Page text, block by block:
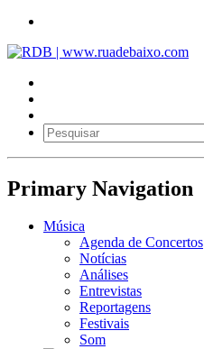
Primary Navigation
Música
Agenda de Concertos
Notícias
Análises
Entrevistas
Reportagens
Festivais
Som